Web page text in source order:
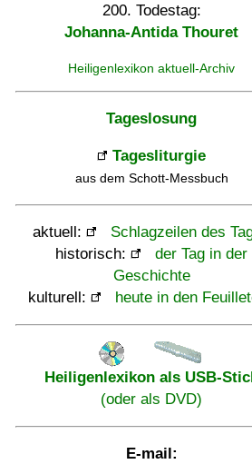
200. Todestag:
Johanna-Antida Thouret
Heiligenlexikon aktuell-Archiv
Tageslosung
Tagesliturgie
aus dem Schott-Messbuch
aktuell:
Schlagzeilen des
historisch:
der Tag in der
Geschichte
kulturell:
heute in den
Heiligenlexikon als USB-
(oder als DVD)
E-mail: